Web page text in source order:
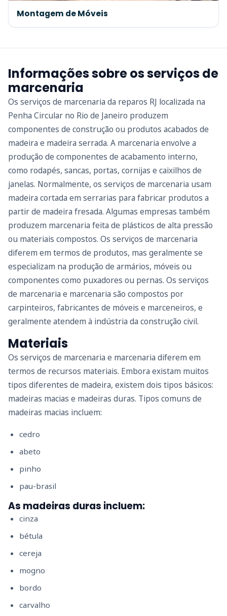
Montagem de Móveis
Informações sobre os serviços de
marcenaria
Os serviços de marcenaria da reparos RJ localizada na
Penha Circular no Rio de Janeiro produzem
componentes de construção ou produtos acabados de
madeira e madeira serrada. A marcenaria envolve a
produção de componentes de acabamento interno,
como rodapés, sancas, portas, cornijas e caixilhos de
janelas. Normalmente, os serviços de marcenaria usam
madeira cortada em serrarias para fabricar produtos a
partir de madeira fresada. Algumas empresas também
produzem marcenaria feita de plásticos de alta pressão
ou materiais compostos. Os serviços de marcenaria
diferem em termos de produtos, mas geralmente se
especializam na produção de armários, móveis ou
componentes como puxadores ou pernas. Os serviços
de marcenaria e marcenaria são compostos por
carpinteiros, fabricantes de móveis e marceneiros, e
geralmente atendem à indústria da construção civil.
Materiais
Os serviços de marcenaria e marcenaria diferem em
termos de recursos materiais. Embora existam muitos
tipos diferentes de madeira, existem dois tipos básicos:
madeiras macias e madeiras duras. Tipos comuns de
madeiras macias incluem:
cedro
abeto
pinho
pau-brasil
As madeiras duras incluem:
cinza
bétula
cereja
mogno
bordo
carvalho